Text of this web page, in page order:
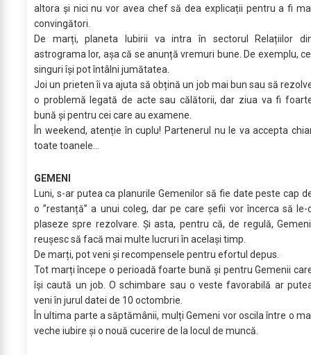
altora și nici nu vor avea chef să dea explicații pentru a fi
convingători.
De marți, planeta Iubirii va intra în sectorul Relațiilor
astrograma lor, așa că se anunță vremuri bune. De exemplu,
singuri își pot întâlni jumătatea.
Joi un prieten îi va ajuta să obțină un job mai bun sau să
o problemă legată de acte sau călătorii, dar ziua va fi
bună și pentru cei care au examene.
În weekend, atenție în cuplu! Partenerul nu le va accepta
toate toanele…
GEMENI
Luni, s-ar putea ca planurile Gemenilor să fie date peste cap
o ”restanță” a unui coleg, dar pe care șefii vor încerca să le-
plaseze spre rezolvare. Și asta, pentru că, de regulă,
reușesc să facă mai multe lucruri în același timp.
De marți, pot veni și recompensele pentru efortul depus.
Tot marți începe o perioadă foarte bună și pentru Gemenii
își caută un job. O schimbare sau o veste favorabilă ar
veni în jurul datei de 10 octombrie.
În ultima parte a săptămânii, mulți Gemeni vor oscila între o
veche iubire și o nouă cucerire de la locul de muncă.